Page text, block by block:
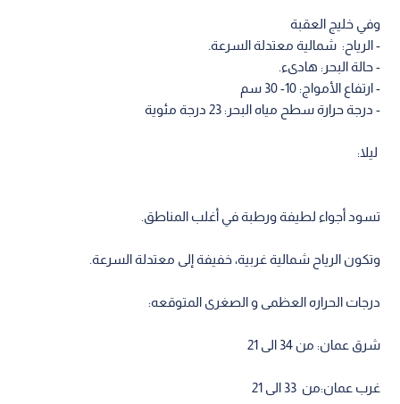
وفي خليج العقبة
- الرياح: شمالية معتدلة السرعة.
- حالة البحر: هادىء.
- ارتفاع الأمواج: 10- 30 سم
- درجة حرارة سطح مياه البحر: 23 درجة مئوية
ليلا:
تسود أجواء لطيفة ورطبة في أغلب المناطق.
وتكون الرياح شمالية غربية، خفيفة إلى معتدلة السرعة.
درجات الحراره العظمى و الصغرى المتوقعه:
شرق عمان: من 34 الى 21
غرب عمان:من 33 الى 21